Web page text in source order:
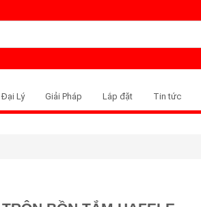
Đại Lý Giải Pháp Lắp đặt Tin tức